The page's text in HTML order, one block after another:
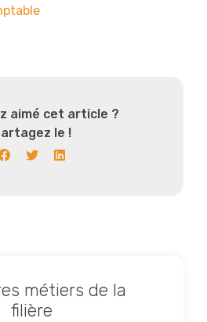
aimé cet article ?
le !
métiers de la
filière